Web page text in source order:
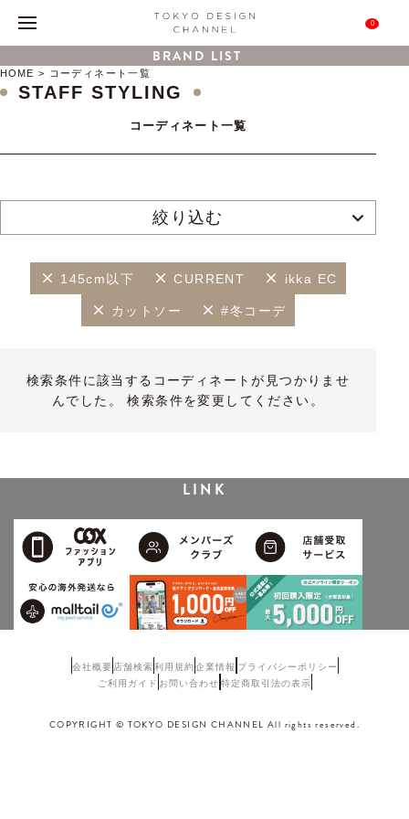
0
BRAND LIST
HOME コーディネート一覧
STAFF STYLING
コーディネート一覧
絞り込む
145cm以下 CURRENT ikka EC
カットソー #冬コーデ
検索条件に該当するコーディネートが見つかりませ
んでした。 検索条件を変更してください。
LINK
会社概要 店舗検索利用規約企業情報 プライバシーポリシー
ご利用ガイド お問い合わせ 特定商取引法の表示
COPYRIGHT © TOKYO DESIGN CHANNEL All rights reserved.